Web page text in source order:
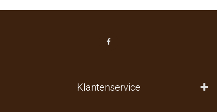
Klantenservice